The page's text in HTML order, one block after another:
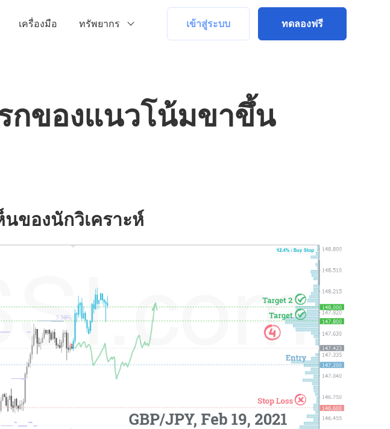
เครื่องมือ ทรัพยากร เข้าสู่ระบบ ทดลองฟรี
ของแนวโน้มขาขึ้น
ของนักวิเคราะห์